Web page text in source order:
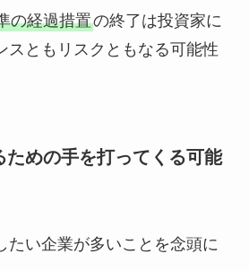
の経過措置の終了は投資家に
スともリスクともなる可能性
ための手を打ってくる可能
たい企業が多いことを念頭に